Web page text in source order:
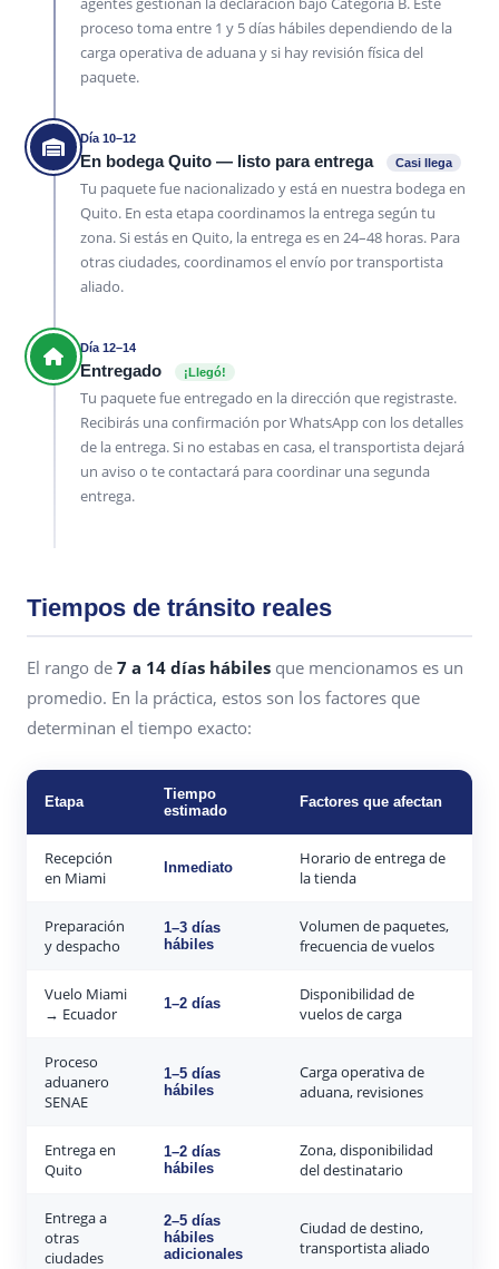
proceso toma entre 1 y 5 días hábiles dependiendo de la
carga operativa de aduana y si hay revisión física del
paquete.
Día 10–12
En bodega Quito — listo para entrega Casi llega
Tu paquete fue nacionalizado y está en nuestra bodega en
Quito. En esta etapa coordinamos la entrega según tu
zona. Si estás en Quito, la entrega es en 24–48 horas. Para
otras ciudades, coordinamos el envío por transportista
aliado.
Día 12–14
Entregado ¡Llegó!
Tu paquete fue entregado en la dirección que registraste.
Recibirás una confirmación por WhatsApp con los detalles
de la entrega. Si no estabas en casa, el transportista dejará
un aviso o te contactará para coordinar una segunda
entrega.
Tiempos de tránsito reales
El rango de 7 a 14 días hábiles que mencionamos es un
promedio. En la práctica, estos son los factores que
determinan el tiempo exacto:
Etapa
Tiempo
estimado
Factores que afectan
Recepción
en Miami
Inmediato
Horario de entrega de
la tienda
Preparación
y despacho
1–3 días
hábiles
Volumen de paquetes,
frecuencia de vuelos
Vuelo Miami
→ Ecuador
1–2 días
Disponibilidad de
vuelos de carga
Proceso
aduanero
SENAE
1–5 días
hábiles
Carga operativa de
aduana, revisiones
Entrega en
Quito
1–2 días
hábiles
Zona, disponibilidad
del destinatario
Entrega a
otras
ciudades
2–5 días
hábiles
adicionales
Ciudad de destino,
transportista aliado